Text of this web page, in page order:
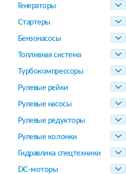
Генераторы
Стартеры
Бензонасосы
Топливная система
Турбокомпрессоры
Рулевые рейки
Рулевые насосы
Рулевые редукторы
Рулевые колонки
Гидравлика спецтехники
DC-моторы